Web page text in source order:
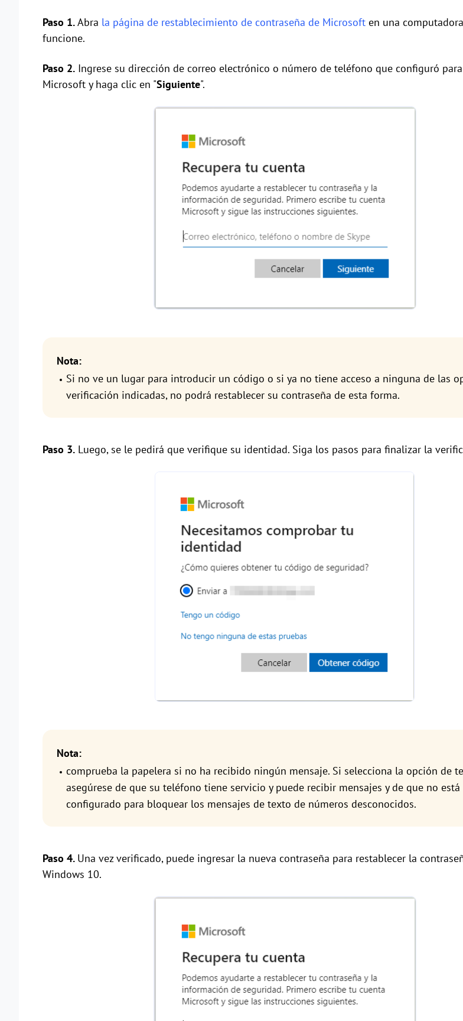
Paso 1.Abra la página de restablecimiento de contraseña de Microsoft en una
funcione.
Paso 2. Ingrese su dirección de correo electrónico o número de teléfono que configuró
Microsoft y haga clic en "Siguiente".
Nota:
Si no ve un lugar para introducir un código o si ya no tiene acceso a ninguna de las
verificación indicadas, no podrá restablecer su contraseña de esta forma.
Paso 3. Luego, se le pedirá que verifique su identidad. Siga los pasos para finalizar la
Nota:
comprueba la papelera si no ha recibido ningún mensaje. Si selecciona la opción de
asegúrese de que su teléfono tiene servicio y puede recibir mensajes y de que no está
configurado para bloquear los mensajes de texto de números desconocidos.
Paso 4. Una vez verificado, puede ingresar la nueva contraseña para restablecer la
Windows 10.